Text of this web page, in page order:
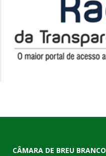
CÂMARA DE BREU BRANCO